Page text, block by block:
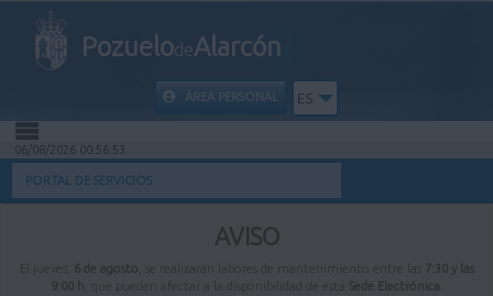
PozuelodeAlarcón
ÁREA PERSONAL ES
INICIO
INFORMACIÓN PÚBLICA
MI CARPETA
06/08/2026 00:56:54
PORTAL DE SERVICIOS
AVISO
El jueves, 6 de agosto , se realizarán labores de mantenimiento entre las
7:30 y las
9:00 h , que pueden afectar a la disponibilidad de esta Sede Electrónica